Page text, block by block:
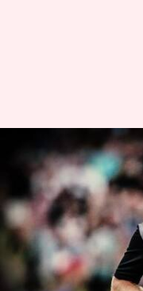
टी-20
विकेट वाले
मलिंगा को
लेखन अंकित पसबोला Nov
क्या है खबर?